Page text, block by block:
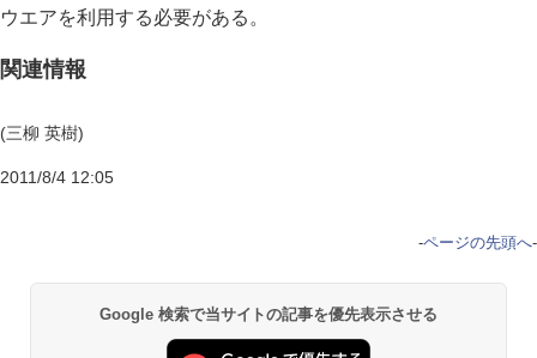
ウエアを利用する必要がある。
関連情報
(三柳 英樹)
2011/8/4 12:05
-ページの先頭へ-
Google 検索で当サイトの記事を優先表示させる